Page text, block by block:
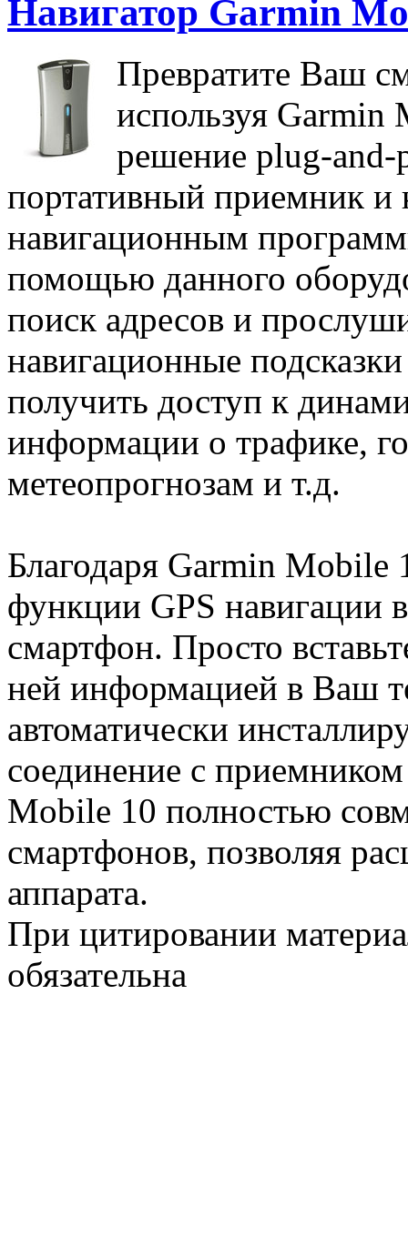
Навигатор Garmin
Превратите Ваш
используя Garmin
решение plug-and-
портативный приемник и
навигационным
помощью данного
поиск адресов и
навигационные
получить доступ к
информации о трафике,
метеопрогнозам и т.д.
Благодаря Garmin Mobile
функции GPS
смартфон. Просто
ней информацией в Ваш
автоматически
соединение с
Mobile 10 полностью
смартфонов, позволяя
аппарата.
При цитировании
обязательна